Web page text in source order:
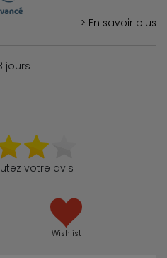
> En savoir plus
jours
votre avis
Wishlist